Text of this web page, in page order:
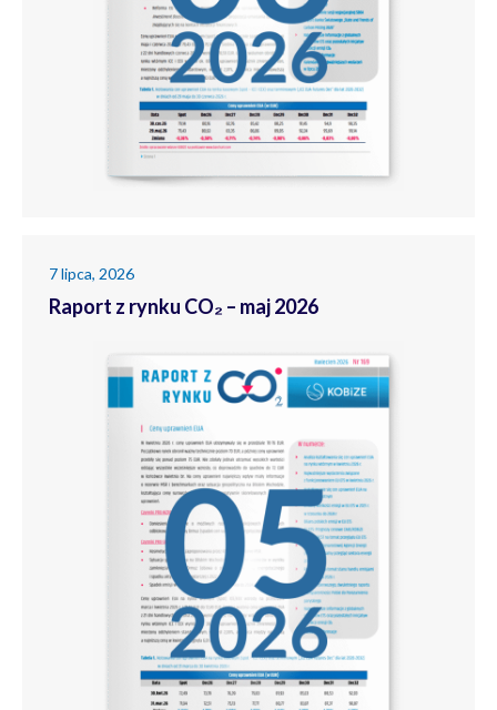
7 lipca, 2026
Raport z rynku CO₂ – maj 2026